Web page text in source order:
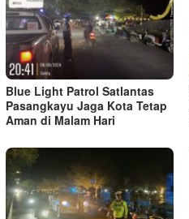
Blue Light Patrol Satlantas
Pasangkayu Jaga Kota Tetap
Aman di Malam Hari